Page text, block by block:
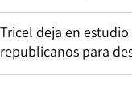
Tricel deja en
republicanos para